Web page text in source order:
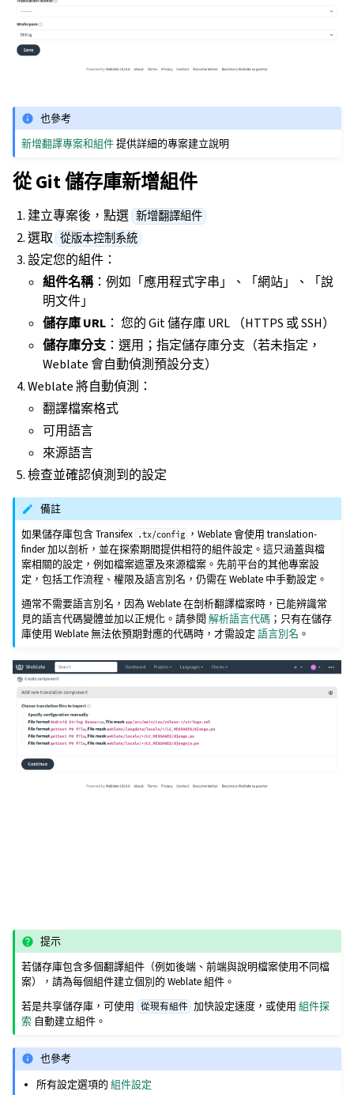
也參考
新增翻譯專案和組件提供詳細的專案建立說明
從 Git 儲存庫新增組件
建立專案後，點選 新增翻譯組件
選取 從版本控制系統
設定您的組件：
組件名稱：例如「應用程式字串」、「網站」、「說
明文件」
儲存庫 URL ： 您的 Git 儲存庫 URL （HTTPS 或 SSH）
儲存庫分支 ：選用；指定儲存庫分支（若未指定，
Weblate 會自動偵測預設分支）
Weblate 將自動偵測：
翻譯檔案格式
可用語言
來源語言
檢查並確認偵測到的設定
備註
如果儲存庫包含 Transifex
.tx/config
，Weblate 會使用 translation-
finder 加以剖析，並在探索期間提供相符的組件設定。這只涵蓋與檔
案相關的設定，例如檔案遮罩及來源檔案。先前平台的其他專案設
定，包括工作流程、權限及語言別名，仍需在 Weblate 中手動設定。
通常不需要語言別名，因為 Weblate 在剖析翻譯檔案時，已能辨識常
見的語言代碼變體並加以正規化。請參閱解析語言代碼 ；只有在儲存
庫使用 Weblate 無法依預期對應的代碼時，才需設定語言別名 。
提示
若儲存庫包含多個翻譯組件（例如後端、前端與說明檔案使用不同檔
案），請為每個組件建立個別的 Weblate 組件。
若是共享儲存庫，可使用 從現有組件 加快設定速度，或使用組件探
索 自動建立組件。
也參考
所有設定選項的組件設定